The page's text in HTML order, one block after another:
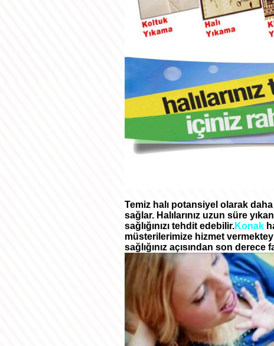
Temiz halı potansiyel olarak
sağlar. Halılarınız uzun süre
sağlığınızı tehdit edebilir.Konak
müsterilerimize hizmet
sağlığınız açısından son derece